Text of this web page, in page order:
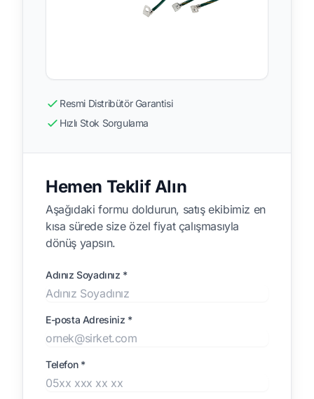
Resmi Distribütör Garantisi
Hızlı Stok Sorgulama
Hemen Teklif Alın
Aşağıdaki formu doldurun, satış ekibimiz en
kısa sürede size özel fiyat çalışmasıyla
dönüş yapsın.
Adınız Soyadınız *
E-posta Adresiniz *
Telefon *